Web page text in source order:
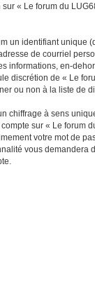
sur « Le forum du
un identifiant unique
de courriel
informations, en-
discrétion de « Le
ou non à la liste de
chiffrage à sens
sur « Le
votre mot de
vous demandera